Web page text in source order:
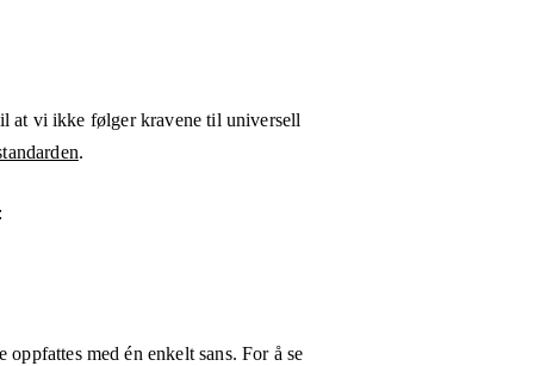
at vi ikke følger kravene til universell
.
med én enkelt sans. For å se